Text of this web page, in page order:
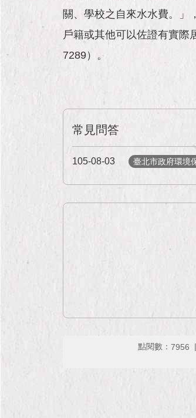
關、學校之自來水水費。」
戶籍或其他可以佐證有實際
7289）。
常見問答
105-08-03 臺北市政府環境
點閱數： 7956